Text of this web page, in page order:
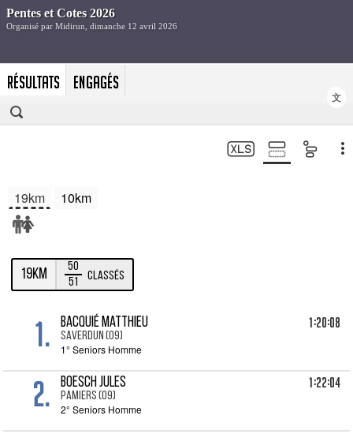
RÉSULTATS ENGAGÉS
文
19km 10km
19km
50
51
Classés
1. BACQUIÉ Matthieu
SAVERDUN (09)
1° Seniors Homme
1:20:08
2. BOESCH Jules
PAMIERS (09)
2° Seniors Homme
1:22:04